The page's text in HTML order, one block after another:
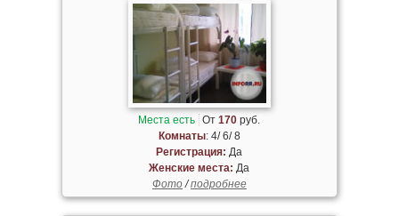
Места есть От170 руб.
Комнаты: 4/ 6/ 8
Регистрация: Да
Женские места: Да
Фото/подробнее